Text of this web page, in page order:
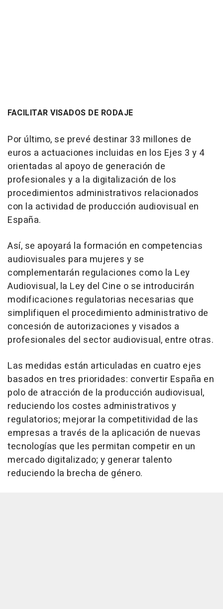
FACILITAR VISADOS DE RODAJE
Por último, se prevé destinar 33 millones de
euros a actuaciones incluidas en los Ejes 3 y 4
orientadas al apoyo de generación de
profesionales y a la digitalización de los
procedimientos administrativos relacionados
con la actividad de producción audiovisual en
España.
Así, se apoyará la formación en competencias
audiovisuales para mujeres y se
complementarán regulaciones como la Ley
Audiovisual, la Ley del Cine o se introducirán
modificaciones regulatorias necesarias que
simplifiquen el procedimiento administrativo de
concesión de autorizaciones y visados a
profesionales del sector audiovisual, entre otras.
Las medidas están articuladas en cuatro ejes
basados en tres prioridades: convertir España en
polo de atracción de la producción audiovisual,
reduciendo los costes administrativos y
regulatorios; mejorar la competitividad de las
empresas a través de la aplicación de nuevas
tecnologías que les permitan competir en un
mercado digitalizado; y generar talento
reduciendo la brecha de género.